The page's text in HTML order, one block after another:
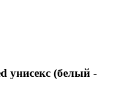
унисекс (белый -